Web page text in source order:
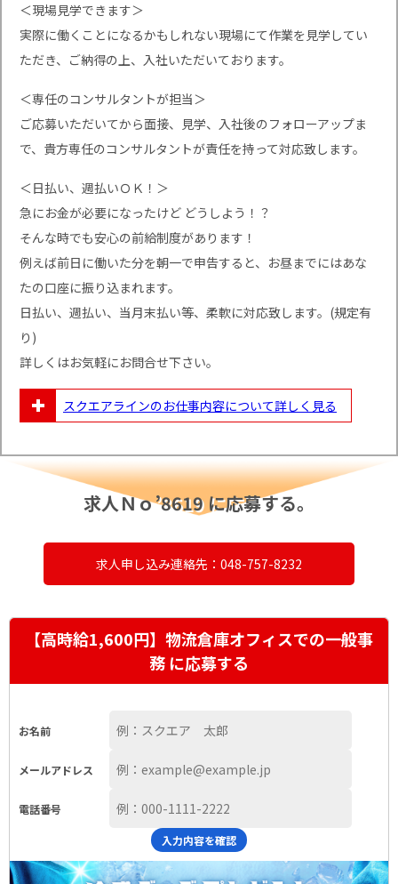
＜現場見学できます＞
実際に働くことになるかもしれない現場にて作業を見学してい
ただき、ご納得の上、入社いただいております。
＜専任のコンサルタントが担当＞
ご応募いただいてから面接、見学、入社後のフォローアップま
で、貴方専任のコンサルタントが責任を持って対応致します。
＜日払い、週払いＯＫ！＞
急にお金が必要になったけど どうしよう！？
そんな時でも安心の前給制度があります！
例えば前日に働いた分を朝一で申告すると、お昼までにはあな
たの口座に振り込まれます。
日払い、週払い、当月末払い等、柔軟に対応致します。(規定有
り)
詳しくはお気軽にお問合せ下さい。
スクエアラインのお仕事内容について詳しく見る
求人Ｎｏ’8619 に応募する。
求人申し込み連絡先：048-757-8232
【高時給1,600円】物流倉庫オフィスでの一般事
務 に応募する
お名前
メールアドレス
電話番号
入力内容を確認